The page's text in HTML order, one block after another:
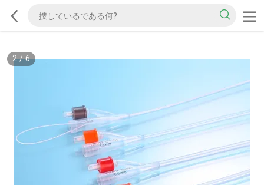
2/6